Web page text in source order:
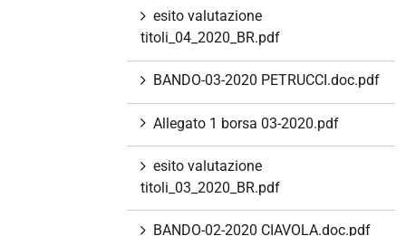
esito valutazione
titoli_04_2020_BR.pdf
BANDO-03-2020 PETRUCCI.doc.pdf
Allegato 1 borsa 03-2020.pdf
esito valutazione
titoli_03_2020_BR.pdf
BANDO-02-2020 CIAVOLA.doc.pdf